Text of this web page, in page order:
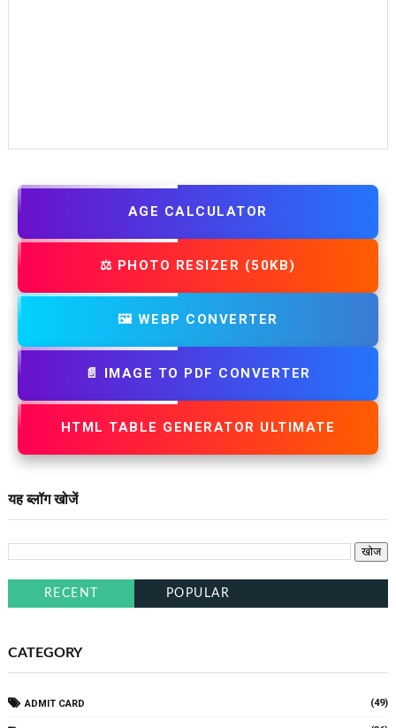
AGE CALCULATOR
⚖️ PHOTO RESIZER (50KB)
🖼️ WEBP CONVERTER
📄 IMAGE TO PDF CONVERTER
HTML TABLE GENERATOR ULTIMATE
यह ब्लॉग खोजें
RECENT POPULAR
CATEGORY
ADMIT CARD (49)